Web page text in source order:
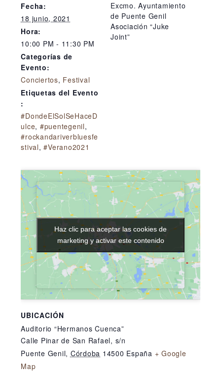
Fecha:
18 junio, 2021
Hora:
10:00 PM - 11:30 PM
Categorías de
Evento:
Conciertos, Festival
Etiquetas del Evento
:
#DondeElSolSeHaceD
ulce, #puentegenil,
#rockandariverbluesfe
stival,#Verano2021
Excmo. Ayuntamiento
de Puente Genil
Asociación “Juke
Joint”
UBICACIÓN
Auditorio “Hermanos Cuenca”
Calle Pinar de San Rafael, s/n
Puente Genil, Córdoba 14500 España + Google
Map
Haz clic para aceptar las cookies de
marketing y activar este contenido
Haz clic para aceptar las cookies de
marketing y activar este contenido